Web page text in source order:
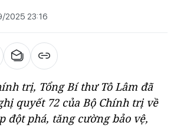
2025 23:16
trị, Tổng Bí thư Tô Lâm đã
quyết 72 của Bộ Chính trị về
đột phá, tăng cường bảo vệ,